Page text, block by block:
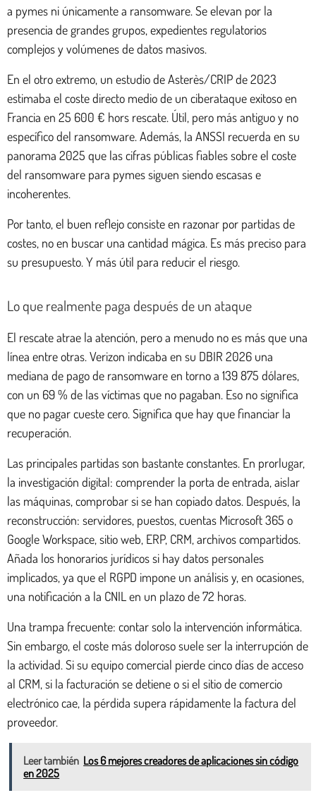
a pymes ni únicamente a ransomware. Se elevan por la
presencia de grandes grupos, expedientes regulatorios
complejos y volúmenes de datos masivos.
En el otro extremo, un estudio de Asterès/CRIP de 2023
estimaba el coste directo medio de un ciberataque exitoso en
Francia en 25 600 € hors rescate. Útil, pero más antiguo y no
específico del ransomware. Además, la ANSSI recuerda en su
panorama 2025 que las cifras públicas fiables sobre el coste
del ransomware para pymes siguen siendo escasas e
incoherentes.
Por tanto, el buen reflejo consiste en razonar por partidas de
costes, no en buscar una cantidad mágica. Es más preciso para
su presupuesto. Y más útil para reducir el riesgo.
Lo que realmente paga después de un ataque
El rescate atrae la atención, pero a menudo no es más que una
línea entre otras. Verizon indicaba en su DBIR 2026 una
mediana de pago de ransomware en torno a 139 875 dólares,
con un 69 % de las víctimas que no pagaban. Eso no significa
que no pagar cueste cero. Significa que hay que financiar la
recuperación.
Las principales partidas son bastante constantes. En prorlugar,
la investigación digital: comprender la porta de entrada, aislar
las máquinas, comprobar si se han copiado datos. Después, la
reconstrucción: servidores, puestos, cuentas Microsoft 365 o
Google Workspace, sitio web, ERP, CRM, archivos compartidos.
Añada los honorarios jurídicos si hay datos personales
implicados, ya que el RGPD impone un análisis y, en ocasiones,
una notificación a la CNIL en un plazo de 72 horas.
Una trampa frecuente: contar solo la intervención informática.
Sin embargo, el coste más doloroso suele ser la interrupción de
la actividad. Si su equipo comercial pierde cinco días de acceso
al CRM, si la facturación se detiene o si el sitio de comercio
electrónico cae, la pérdida supera rápidamente la factura del
proveedor.
Leer también Los 6 mejores creadores de aplicaciones sin código
en 2025